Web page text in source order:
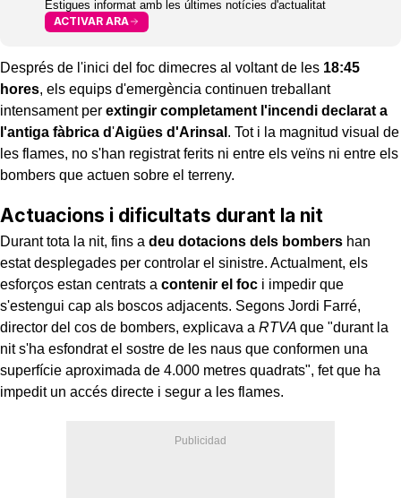
Estigues informat amb les últimes notícies d'actualitat
ACTIVAR ARA
Després de l'inici del foc dimecres al voltant de les 18:45
hores, els equips d'emergència continuen treballant
intensament per extingir completament l'incendi declarat a
l'antiga fàbrica d'Aigües d'Arinsal . Tot i la magnitud visual de
les flames, no s'han registrat ferits ni entre els veïns ni entre els
bombers que actuen sobre el terreny.
Actuacions i dificultats durant la nit
Durant tota la nit, fins a deu dotacions dels bombers han
estat desplegades per controlar el sinistre. Actualment, els
esforços estan centrats a contenir el foc i impedir que
s'estengui cap als boscos adjacents. Segons Jordi Farré,
director del cos de bombers, explicava a RTVA que "durant la
nit s'ha esfondrat el sostre de les naus que conformen una
superfície aproximada de 4.000 metres quadrats", fet que ha
impedit un accés directe i segur a les flames.